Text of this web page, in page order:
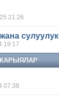
21:26
сулуулук
19:17
07:38